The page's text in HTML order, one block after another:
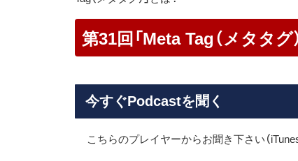
第31回「Meta Tag（メタタグ
今すぐPodcastを聞く
こちらのプレイヤーからお聞き下さい（